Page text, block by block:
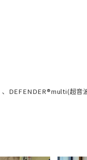
DEFENDER®multi(超